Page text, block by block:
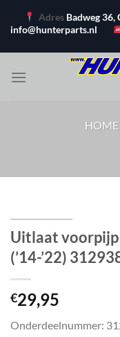
naar
Adres Badweg
info@hunterparts.nl
HOME
Uitlaat voorpijp
(’14-’22)
€29,95
Onderdeelnummer: